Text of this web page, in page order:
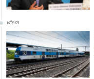
včera